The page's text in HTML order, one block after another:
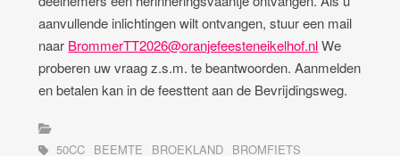
aanvullende inlichtingen wilt ontvangen, stuur een mail
naar BrommerTT2026@oranjefeesteneikelhof.nlWe
proberen uw vraag z.s.m. te beantwoorden. Aanmelden
en betalen kan in de feesttent aan de Bevrijdingsweg.
50CC BEEMTE BROEKLAND BROMFIETS